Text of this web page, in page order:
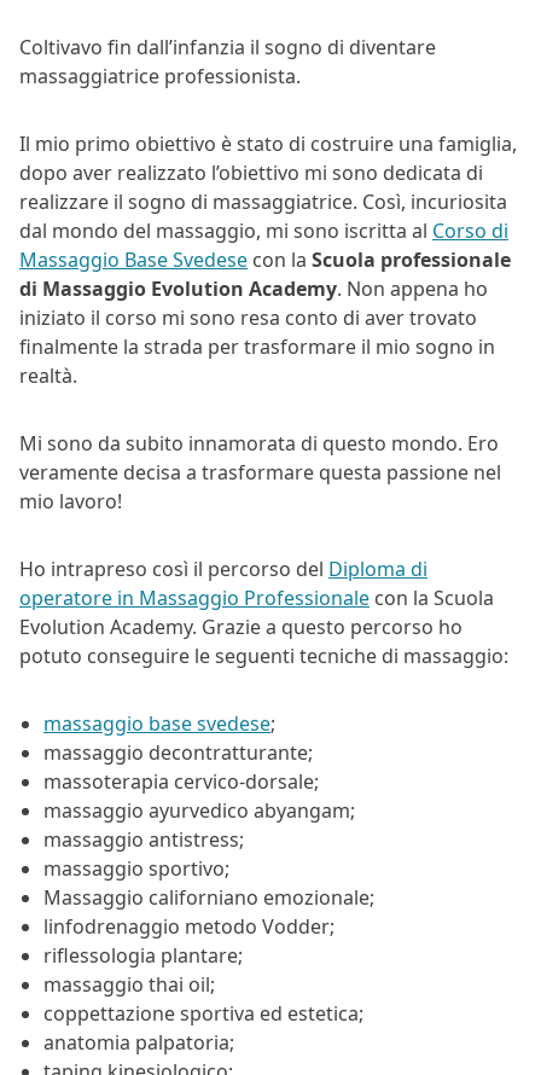
Coltivavo fin dall’infanzia il sogno di diventare
massaggiatrice professionista.
Il mio primo obiettivo è stato di costruire una famiglia,
dopo aver realizzato l’obiettivo mi sono dedicata di
realizzare il sogno di massaggiatrice. Così, incuriosita
dal mondo del massaggio, mi sono iscritta al Corso di
Massaggio Base Svedese con la Scuola professionale
di Massaggio Evolution Academy. Non appena ho
iniziato il corso mi sono resa conto di aver trovato
finalmente la strada per trasformare il mio sogno in
realtà.
Mi sono da subito innamorata di questo mondo. Ero
veramente decisa a trasformare questa passione nel
mio lavoro!
Ho intrapreso così il percorso del Diploma di
operatore in Massaggio Professionale con la Scuola
Evolution Academy. Grazie a questo percorso ho
potuto conseguire le seguenti tecniche di massaggio:
massaggio base svedese;
massaggio decontratturante;
massoterapia cervico-dorsale;
massaggio ayurvedico abyangam;
massaggio antistress;
massaggio sportivo;
Massaggio californiano emozionale;
linfodrenaggio metodo Vodder;
riflessologia plantare;
massaggio thai oil;
coppettazione sportiva ed estetica;
anatomia palpatoria;